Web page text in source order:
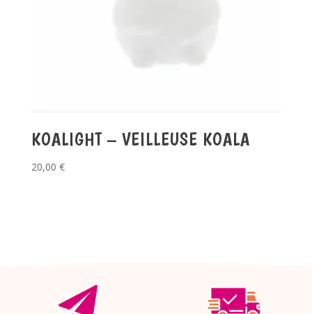
KOALIGHT – VEILLEUSE KOALA
20,00 €